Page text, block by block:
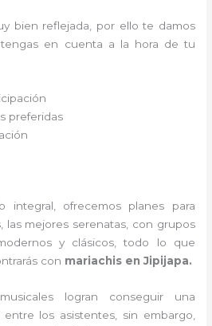
bien reflejada, por ello te damos
en cuenta a la hora de tu
preferidas
integral, ofrecemos planes para
las mejores serenatas, con grupos
y clásicos, todo lo que
con mariachis en Jipijapa.
logran conseguir una
los asistentes, sin embargo,